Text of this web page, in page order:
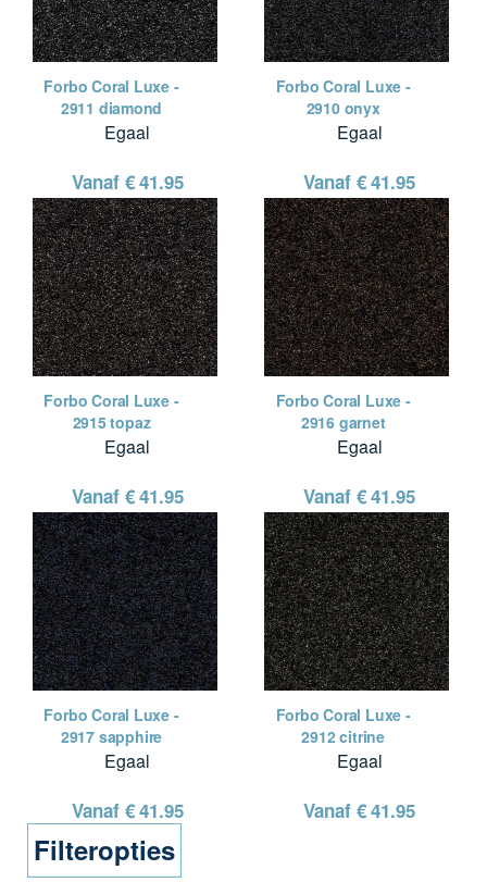
Forbo Coral Luxe -
2911 diamond
Egaal
Vanaf €41.95
Forbo Coral Luxe -
2910 onyx
Egaal
Vanaf €41.95
Forbo Coral Luxe -
2915 topaz
Egaal
Vanaf €41.95
Forbo Coral Luxe -
2916 garnet
Egaal
Vanaf €41.95
Forbo Coral Luxe -
2917 sapphire
Egaal
Vanaf €41.95
Forbo Coral Luxe -
2912 citrine
Egaal
Vanaf €41.95
Filteropties